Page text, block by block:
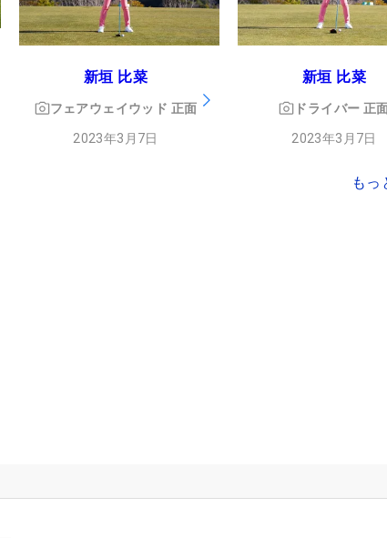
新垣 比菜
フェアウェイウッド 正面
2023年3月7日
新垣 比菜
ドライバー 正
2023年3月7日
もっ